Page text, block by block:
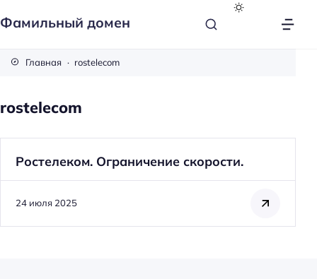
Фамильный домен
Главная rostelecom
rostelecom
Ростелеком. Ограничение скорости.
24 июля 2025